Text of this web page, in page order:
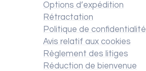
Options d’expédition
Rétractation
Politique de confidentialité
Avis relatif aux cookies
Règlement des litiges
Réduction de bienvenue